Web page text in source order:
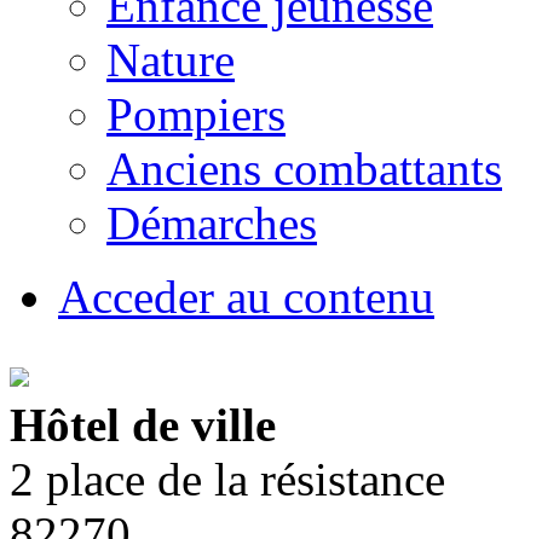
Nature
Pompiers
Anciens combattants
Démarches
Acceder au contenu
Hôtel de ville
2 place de la résistance